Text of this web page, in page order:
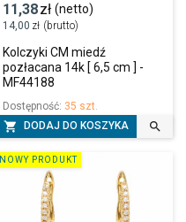
11,38zł (netto)
14,00 zł (brutto)
Kolczyki CM miedź
pozłacana 14k [ 6,5 cm ] -
MF44188
Dostępność: 35 szt.
 DODAJ DO KOSZYKA 
NOWY PRODUKT